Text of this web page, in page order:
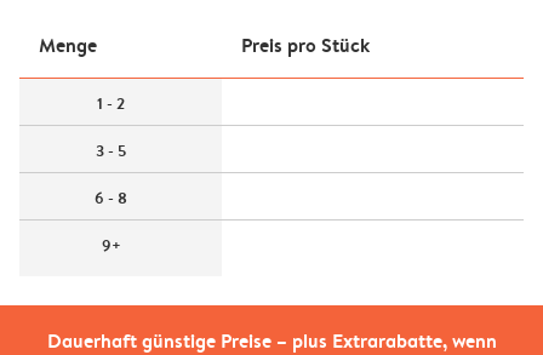
Dauerhaft günstige Preise – plus Extrarabatte, wenn
Menge Preis pro Stück
1 - 2
3 - 5
6 - 8
9+